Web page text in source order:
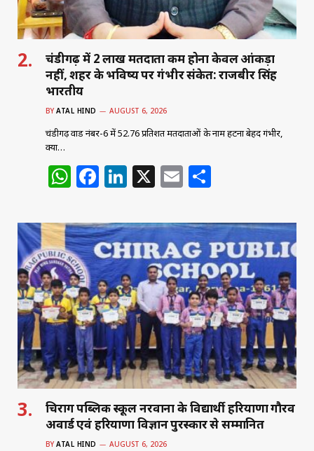
चंडीगढ़ में 2 लाख मतदाता कम होना केवल आंकड़ा
नहीं, शहर के भविष्य पर गंभीर संकेत: राजबीर सिंह
भारतीय
BY ATAL HIND AUGUST 6, 2026
चंडीगढ़ वार्ड नंबर-6 में 52.76 प्रतिशत मतदाताओं के नाम हटना बेहद गंभीर,
क्या…
W
at
s
A
p
p
F
c
e
b
o
o
k
Li
k
e
dI
n
X E
ai
l
ar
e
चिराग पब्लिक स्कूल नरवाना के विद्यार्थी हरियाणा गौरव
अवार्ड एवं हरियाणा विज्ञान पुरस्कार से सम्मानित
BY ATAL HIND AUGUST 6, 2026